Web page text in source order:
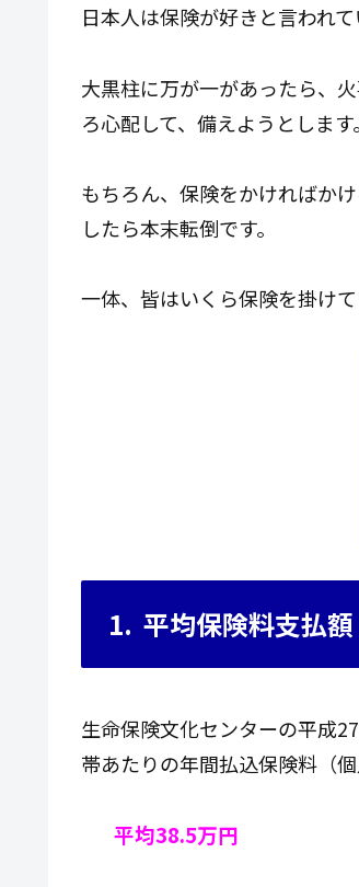
日本人は保険が好きと言われて
大黒柱に万が一があったら、
ろ心配して、備えようとします。
もちろん、保険をかければか
したら本末転倒です。
一体、皆はいくら保険を掛け
1. 平均保険料支払額
生命保険文化センターの平成
帯あたりの年間払込保険料（
平均38.5万円